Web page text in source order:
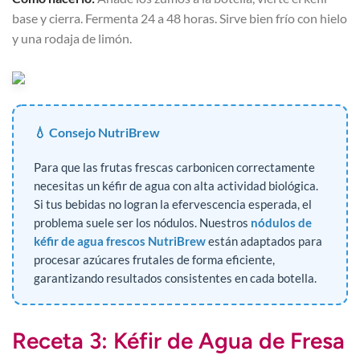
base y cierra. Fermenta 24 a 48 horas. Sirve bien frío con hielo
y una rodaja de limón.
💧 Consejo NutriBrew
Para que las frutas frescas carbonicen correctamente
necesitas un kéfir de agua con alta actividad biológica.
Si tus bebidas no logran la efervescencia esperada, el
problema suele ser los nódulos. Nuestros nódulos de
kéfir de agua frescos NutriBrewestán adaptados para
procesar azúcares frutales de forma eficiente,
garantizando resultados consistentes en cada botella.
Receta 3: Kéfir de Agua de Fresa